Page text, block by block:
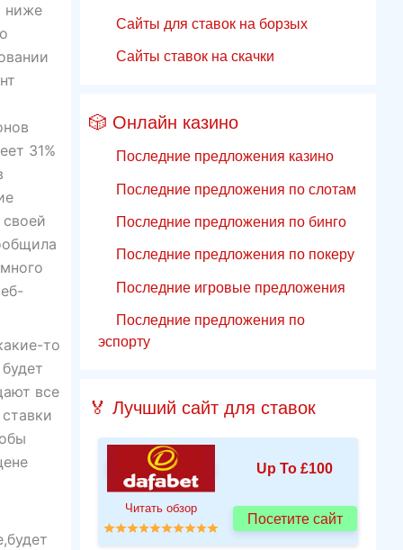
ниже
31%
то
все
Сайты для ставок на борзых
Сайты ставок на скачки
🎲 Онлайн казино
Последние предложения казино
Последние предложения по слотам
Последние предложения по бинго
Последние предложения по покеру
Последние игровые предложения
Последние предложения по
эспорту
🏅 Лучший сайт для ставок
Up To £100
Читать обзор
Посетите сайт